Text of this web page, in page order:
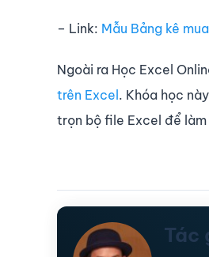
– Link: Mẫu Bảng kê
Ngoài ra Học Excel
trên Excel . Khóa học
trọn bộ file Excel để
Tác